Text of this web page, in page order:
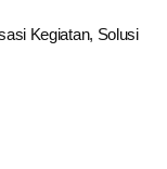
Kegiatan, Solusi